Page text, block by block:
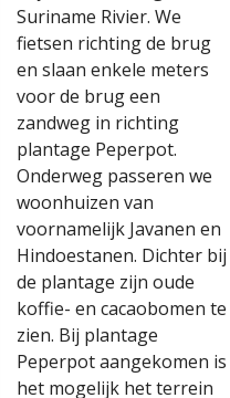
Suriname Rivier. We
fietsen richting de brug
en slaan enkele meters
voor de brug een
zandweg in richting
plantage Peperpot.
Onderweg passeren we
woonhuizen van
voornamelijk Javanen en
Hindoestanen. Dichter bij
de plantage zijn oude
koffie- en cacaobomen te
zien. Bij plantage
Peperpot aangekomen is
het mogelijk het terrein